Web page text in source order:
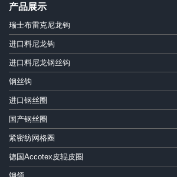
产品展示
瑞士布雷克尼龙钩
进口料尼龙钩
进口料尼龙钢丝钩
钢丝钩
进口钢丝圈
国产钢丝圈
紧密纺网格圈
德国Accotex皮辊皮圈